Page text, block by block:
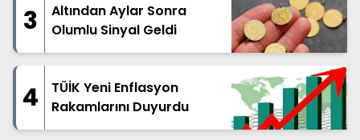
Başladı
3
Altından Aylar Sonra
Olumlu Sinyal Geldi
4
TÜİK Yeni Enflasyon
Rakamlarını Duyurdu